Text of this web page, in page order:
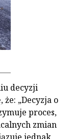
decyzji
„Decyzja o
proces,
zmian
jednak